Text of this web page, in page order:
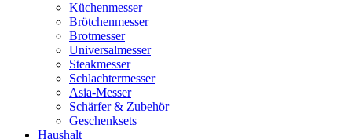
Küchenmesser
Brötchenmesser
Brotmesser
Universalmesser
Steakmesser
Schlachtermesser
Asia-Messer
Schärfer & Zubehör
Geschenksets
Haushalt